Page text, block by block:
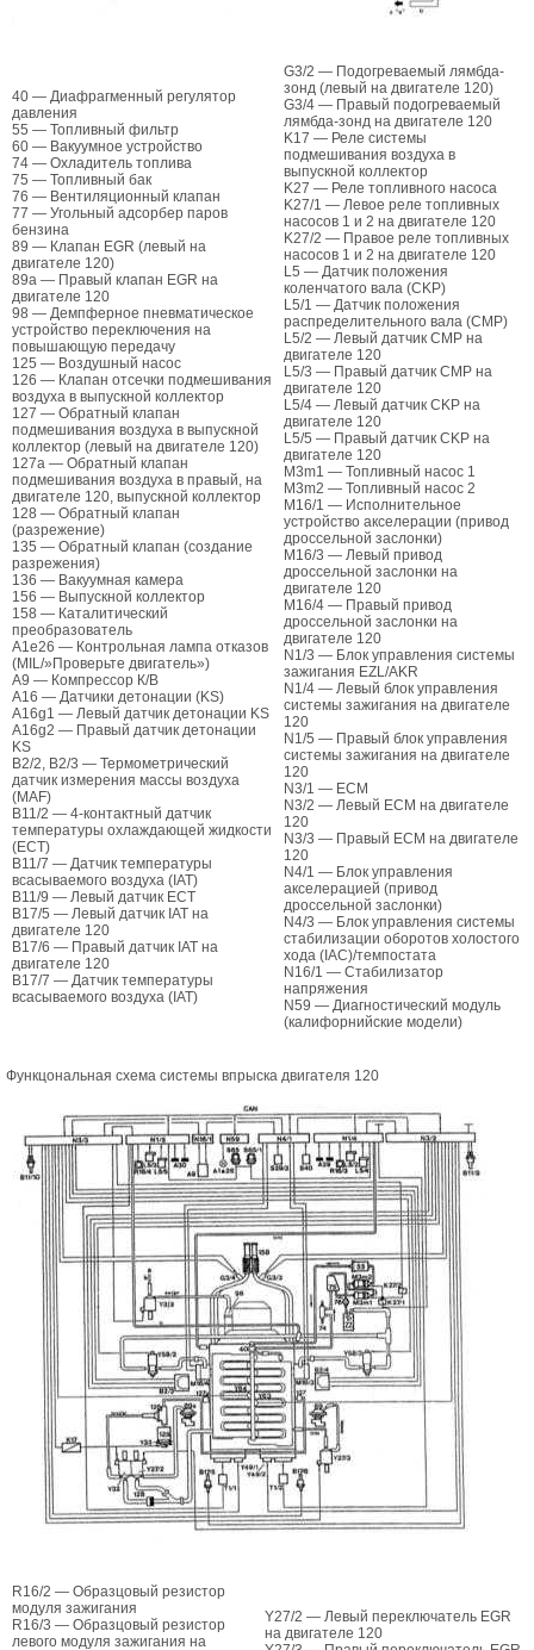
40 — Диафрагменный регулятор
давления
55 — Топливный фильтр
60 — Вакуумное устройство
74 — Охладитель топлива
75 — Топливный бак
76 — Вентиляционный клапан
77 — Угольный адсорбер паров
бензина
89 — Клапан EGR (левый на
двигателе 120)
89а — Правый клапан EGR на
двигателе 120
98 — Демпферное пневматическое
устройство переключения на
повышающую передачу
125 — Воздушный насос
126 — Клапан отсечки подмешивания
воздуха в выпускной коллектор
127 — Обратный клапан
подмешивания воздуха в выпускной
коллектор (левый на двигателе 120)
127а — Обратный клапан
подмешивания воздуха в правый, на
двигателе 120, выпускной коллектор
128 — Обратный клапан
(разрежение)
135 — Обратный клапан (создание
разрежения)
136 — Вакуумная камера
156 — Выпускной коллектор
158 — Каталитический
преобразователь
A1е26 — Контрольная лампа отказов
(MIL/»Проверьте двигатель»)
A9 — Компрессор К/В
A16 — Датчики детонации (KS)
A16g1 — Левый датчик детонации KS
A16g2 — Правый датчик детонации
KS
B2/2, B2/3 — Термометрический
датчик измерения массы воздуха
(MAF)
B11/2 — 4-контактный датчик
температуры охлаждающей жидкости
(ECT)
B11/7 — Датчик температуры
всасываемого воздуха (IAT)
B11/9 — Левый датчик ECT
B17/5 — Левый датчик IAT на
двигателе 120
B17/6 — Правый датчик IAT на
двигателе 120
B17/7 — Датчик температуры
всасываемого воздуха (IAT)
G3/2 — Подогреваемый лямбда-
зонд (левый на двигателе 120)
G3/4 — Правый подогреваемый
лямбда-зонд на двигателе 120
K17 — Реле системы
подмешивания воздуха в
выпускной коллектор
K27 — Реле топливного насоса
K27/1 — Левое реле топливных
насосов 1 и 2 на двигателе 120
K27/2 — Правое реле топливных
насосов 1 и 2 на двигателе 120
L5 — Датчик положения
коленчатого вала (CKP)
L5/1 — Датчик положения
распределительного вала (CMP)
L5/2 — Левый датчик CMP на
двигателе 120
L5/3 — Правый датчик CMP на
двигателе 120
L5/4 — Левый датчик CKP на
двигателе 120
L5/5 — Правый датчик CKP на
двигателе 120
M3m1 — Топливный насос 1
M3m2 — Топливный насос 2
M16/1 — Исполнительное
устройство акселерации (привод
дроссельной заслонки)
M16/3 — Левый привод
дроссельной заслонки на
двигателе 120
M16/4 — Правый привод
дроссельной заслонки на
двигателе 120
N1/3 — Блок управления системы
зажигания EZL/AKR
N1/4 — Левый блок управления
системы зажигания на двигателе
120
N1/5 — Правый блок управления
системы зажигания на двигателе
120
N3/1 — ECM
N3/2 — Левый ECM на двигателе
120
N3/3 — Правый ECM на двигателе
120
N4/1 — Блок управления
акселерацией (привод
дроссельной заслонки)
N4/3 — Блок управления системы
стабилизации оборотов холостого
хода (IAC)/темпостата
N16/1 — Стабилизатор
напряжения
N59 — Диагностический модуль
(калифорнийские модели)
Функцональная схема системы впрыска двигателя 120
R16/2 — Образцовый резистор
модуля зажигания
R16/3 — Образцовый резистор
левого модуля зажигания на
Y27/2 — Левый переключатель EGR
на двигателе 120